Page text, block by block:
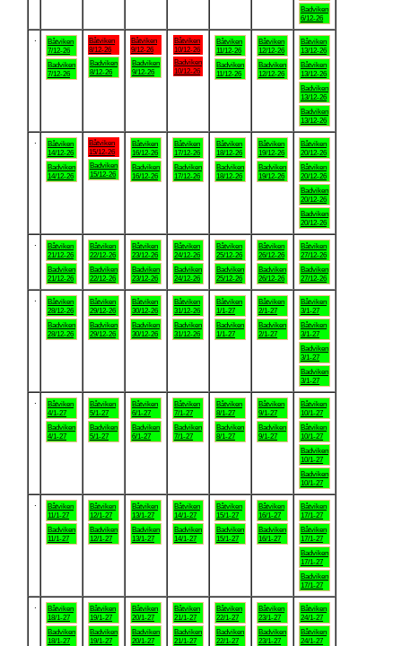
Badviken
6/12-26
Båtviken
7/12-26
Badviken
7/12-26
Båtviken
8/12-26
Badviken
8/12-26
Båtviken
9/12-26
Badviken
9/12-26
Båtviken
10/12-26
Badviken
10/12-26
Båtviken
11/12-26
Badviken
11/12-26
Båtviken
12/12-26
Badviken
12/12-26
Båtviken
13/12-26
Båtviken
13/12-26
Badviken
13/12-26
Badviken
13/12-26
Båtviken
14/12-26
Badviken
14/12-26
Båtviken
15/12-26
Badviken
15/12-26
Båtviken
16/12-26
Badviken
16/12-26
Båtviken
17/12-26
Badviken
17/12-26
Båtviken
18/12-26
Badviken
18/12-26
Båtviken
19/12-26
Badviken
19/12-26
Båtviken
20/12-26
Båtviken
20/12-26
Badviken
20/12-26
Badviken
20/12-26
Båtviken
21/12-26
Badviken
21/12-26
Båtviken
22/12-26
Badviken
22/12-26
Båtviken
23/12-26
Badviken
23/12-26
Båtviken
24/12-26
Badviken
24/12-26
Båtviken
25/12-26
Badviken
25/12-26
Båtviken
26/12-26
Badviken
26/12-26
Båtviken
27/12-26
Badviken
27/12-26
Båtviken
28/12-26
Badviken
28/12-26
Båtviken
29/12-26
Badviken
29/12-26
Båtviken
30/12-26
Badviken
30/12-26
Båtviken
31/12-26
Badviken
31/12-26
Båtviken
1/1-27
Badviken
1/1-27
Båtviken
2/1-27
Badviken
2/1-27
Båtviken
3/1-27
Båtviken
3/1-27
Badviken
3/1-27
Badviken
3/1-27
Båtviken
4/1-27
Badviken
4/1-27
Båtviken
5/1-27
Badviken
5/1-27
Båtviken
6/1-27
Badviken
6/1-27
Båtviken
7/1-27
Badviken
7/1-27
Båtviken
8/1-27
Badviken
8/1-27
Båtviken
9/1-27
Badviken
9/1-27
Båtviken
10/1-27
Båtviken
10/1-27
Badviken
10/1-27
Badviken
10/1-27
Båtviken
11/1-27
Badviken
11/1-27
Båtviken
12/1-27
Badviken
12/1-27
Båtviken
13/1-27
Badviken
13/1-27
Båtviken
14/1-27
Badviken
14/1-27
Båtviken
15/1-27
Badviken
15/1-27
Båtviken
16/1-27
Badviken
16/1-27
Båtviken
17/1-27
Båtviken
17/1-27
Badviken
17/1-27
Badviken
17/1-27
Båtviken
18/1-27
Badviken
18/1-27
Båtviken
19/1-27
Badviken
19/1-27
Båtviken
20/1-27
Badviken
20/1-27
Båtviken
21/1-27
Badviken
21/1-27
Båtviken
22/1-27
Badviken
22/1-27
Båtviken
23/1-27
Badviken
23/1-27
Båtviken
24/1-27
Båtviken
24/1-27